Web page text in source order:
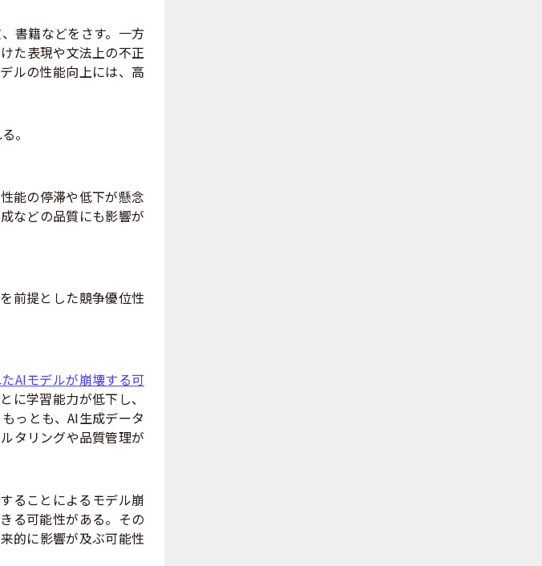
書籍などをさす。一方
た表現や文法上の不正
ルの性能向上には、高
。
能の停滞や低下が懸念
などの品質にも影響が
前提とした競争優位性
AIモデルが崩壊する可
に学習能力が低下し、
っとも、AI生成データ
タリングや品質管理が
ることによるモデル崩
る可能性がある。その
的に影響が及ぶ可能性